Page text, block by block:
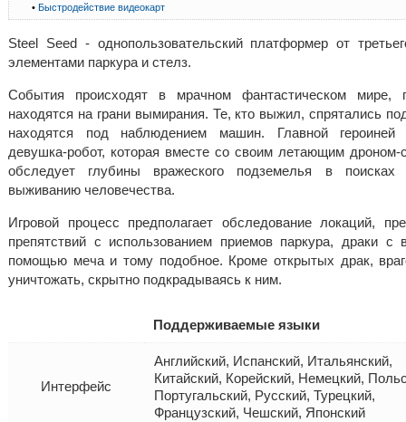
•Быстродействие видеокарт
Steel Seed - однопользовательский платформер от
элементами паркура и стелз.
События происходят в мрачном фантастическом мире,
находятся на грани вымирания. Те, кто выжил, спрятались
находятся под наблюдением машин. Главной героиней
девушка-робот, которая вместе со своим летающим дроном-
обследует глубины вражеского подземелья в
выживанию человечества.
Игровой процесс предполагает обследование локаций,
препятствий с использованием приемов паркура, драки с
помощью меча и тому подобное. Кроме открытых драк,
уничтожать, скрытно подкрадываясь к ним.
Поддерживаемые языки
Интерфейс
Английский, Испанский, Итальянский,
Китайский, Корейский, Немецкий,
Португальский, Русский, Турецкий,
Французский, Чешский, Японский